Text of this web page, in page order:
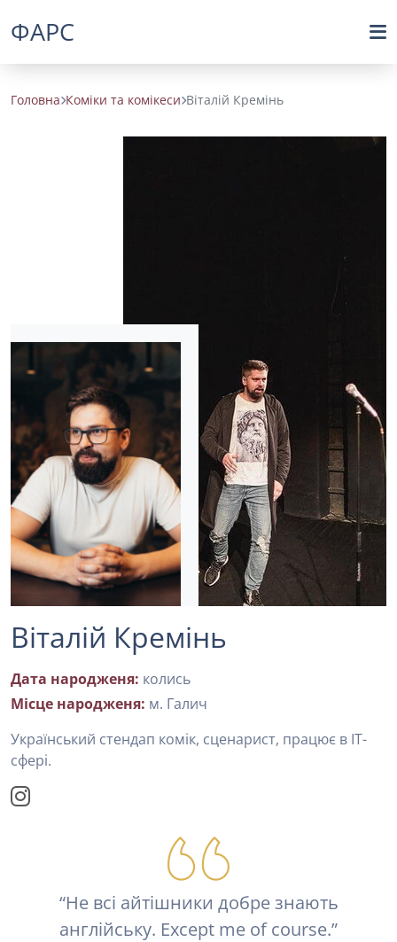
ФАРС
Головна Коміки та комікеси Віталій Кремінь
Віталій Кремінь
Дата народженя: колись
Місце народженя: м. Галич
Український стендап комік, сценарист, працює в IT-
сфері.
“Не всі айтішники добре знають
англійську. Except me of course.”